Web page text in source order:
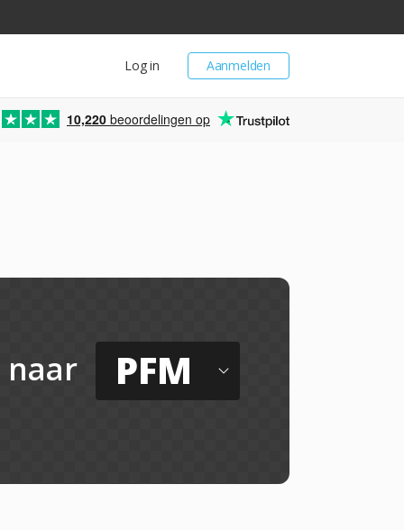
Aanmelden
Log in
10,220 beoordelingen op
naar PFM